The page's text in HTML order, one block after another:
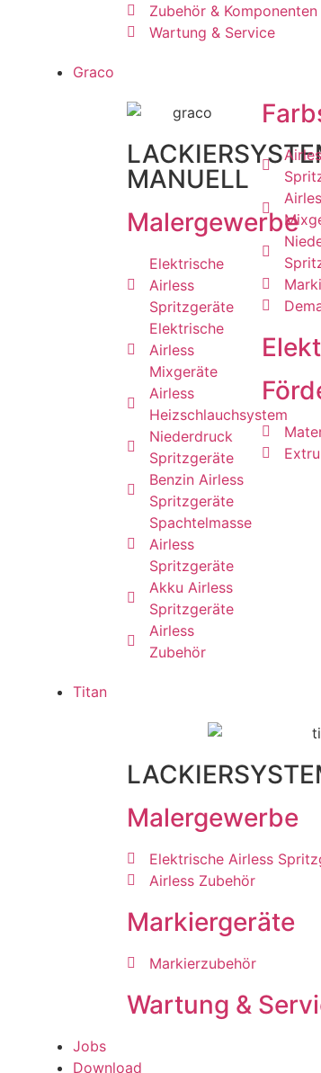
Zubehör & Komponenten
Wartung & Service
Graco
MANUELL
Malergewerbe
Elektrische
Airless
Spritzgeräte
Elektrische
Airless
Mixgeräte
Airless
Heizschlauchsystem
Niederdruck
Spritzgeräte
Benzin Airless
Spritzgeräte
Spachtelmasse
Airless
Spritzgeräte
Akku Airless
Spritzgeräte
Airless
Zubehör
Titan
Malergewerbe
Elektrische Airless
Airless Zubehör
Markiergeräte
Markierzubehör
Wartung &
Jobs
Download